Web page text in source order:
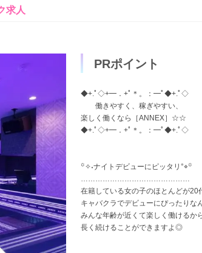
求人
PRポイント
◆+.ﾟ◇+━．+ﾟ＊。：━ﾟ◆+.ﾟ◇
働きやすく、稼ぎやすい、
楽しく働くなら［ANNEX］☆☆
◆+.ﾟ◇+━．+ﾟ＊。：━ﾟ◆+.ﾟ◇
꙳✧˖ナイトデビューにピッタリ°⌖꙳
………………………………………
在籍している女の子のほとんどが20
キャバクラでデビューにぴったりな
みんな年齢が近くて楽しく働けるか
長く続けることができますよ◎